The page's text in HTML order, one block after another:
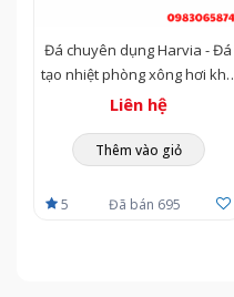
Đá chuyên dụng Harvia - Đá
tạo nhiệt phòng xông hơi khô
(Sauna)
Liên hệ
Thêm vào giỏ
5 Đã bán 695